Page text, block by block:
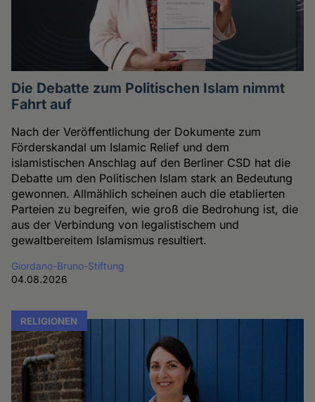
Die Debatte zum Politischen Islam nimmt
Fahrt auf
Nach der Veröffentlichung der Dokumente zum
Förderskandal um Islamic Relief und dem
islamistischen Anschlag auf den Berliner CSD hat die
Debatte um den Politischen Islam stark an Bedeutung
gewonnen. Allmählich scheinen auch die etablierten
Parteien zu begreifen, wie groß die Bedrohung ist, die
aus der Verbindung von legalistischem und
gewaltbereitem Islamismus resultiert.
Giordano-Bruno-Stiftung
04.08.2026
RELIGIONEN